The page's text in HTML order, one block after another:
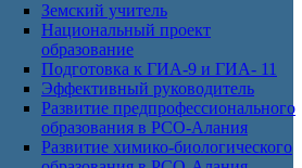
Земский учитель
Национальный проект
образование
Подготовка к ГИА-9 и ГИА- 11
Эффективный руководитель
Развитие предпрофессионального
образования в РСО-Алания
Развитие химико-биологического